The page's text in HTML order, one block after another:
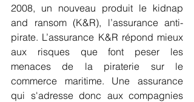
2008, un nouveau produit le kidnap
and ransom (K&R), l’assurance anti-
pirate. L’assurance K&R répond mieux
aux risques que font peser les
menaces de la piraterie sur le
commerce maritime. Une assurance
qui s'adresse donc aux compagnies